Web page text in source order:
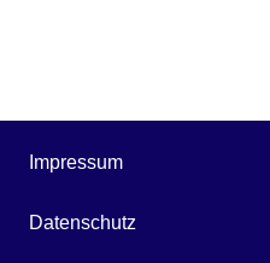
Impressum
Datenschutz